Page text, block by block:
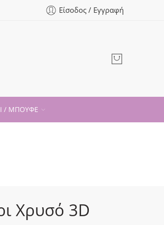
Είσοδος / Εγγραφή
/ ΜΠΟΥΦΕ
Χρυσό 3D